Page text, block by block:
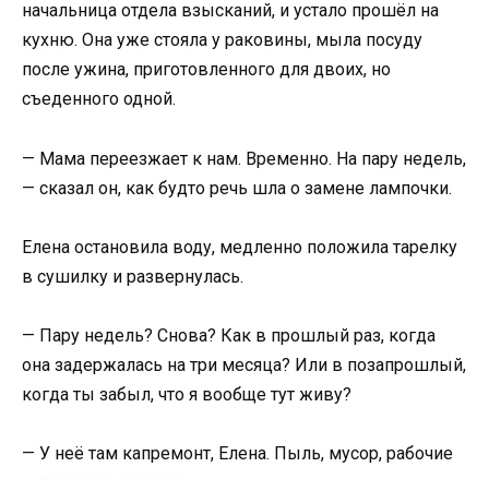
начальница отдела взысканий, и устало прошёл на
кухню. Она уже стояла у раковины, мыла посуду
после ужина, приготовленного для двоих, но
съеденного одной.
— Мама переезжает к нам. Временно. На пару недель,
— сказал он, как будто речь шла о замене лампочки.
Елена остановила воду, медленно положила тарелку
в сушилку и развернулась.
— Пару недель? Снова? Как в прошлый раз, когда
она задержалась на три месяца? Или в позапрошлый,
когда ты забыл, что я вообще тут живу?
— У неё там капремонт, Елена. Пыль, мусор, рабочие